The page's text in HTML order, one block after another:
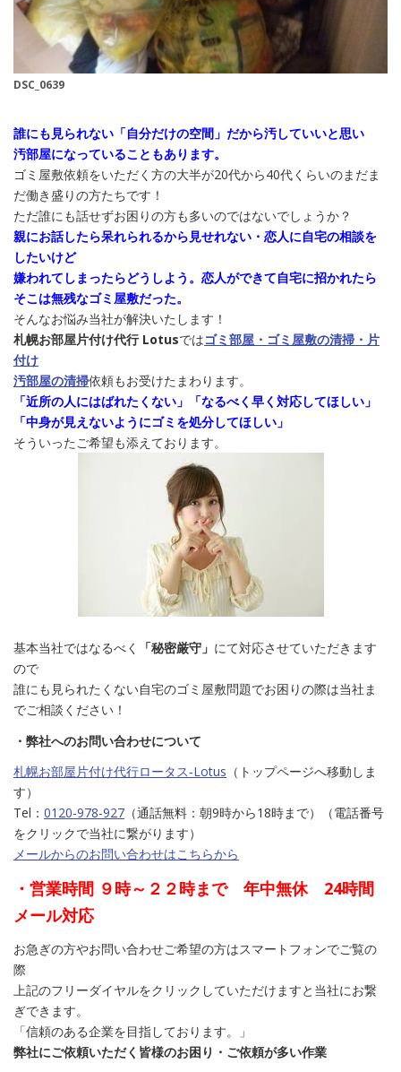
DSC_0639
誰にも見られない「自分だけの空間」だから汚していいと思い
汚部屋になっていることもあります。
ゴミ屋敷依頼をいただく方の大半が20代から40代くらいのまだま
だ働き盛りの方たちです！
ただ誰にも話せずお困りの方も多いのではないでしょうか？
親にお話したら呆れられるから見せれない・恋人に自宅の相談を
したいけど
嫌われてしまったらどうしよう。恋人ができて自宅に招かれたら
そこは無残なゴミ屋敷だった。
そんなお悩み当社が解決いたします！
札幌お部屋片付け代行 Lotusではゴミ部屋・ゴミ屋敷の清掃・片
付け
汚部屋の清掃依頼もお受けたまわります。
「近所の人にはばれたくない」「なるべく早く対応してほしい」
「中身が見えないようにゴミを処分してほしい」
そういったご希望も添えております。
基本当社ではなるべく 「秘密厳守」 にて対応させていただきます
ので
誰にも見られたくない自宅のゴミ屋敷問題でお困りの際は当社ま
でご相談ください！
・弊社へのお問い合わせについて
札幌お部屋片付け代行ロータス‐Lotus （トップページへ移動しま
す）
Tel： 0120-978-927 （通話無料：朝9時から18時まで）（電話番号
をクリックで当社に繋がります）
メールからのお問い合わせはこちらから
・営業時間 ９時～２２時まで 年中無休 24時間
メール対応
お急ぎの方やお問い合わせご希望の方はスマートフォンでご覧の
際
上記のフリーダイヤルをクリックしていただけますと当社にお繋
ぎできます。
「信頼のある企業を目指しております。」
弊社にご依頼いただく皆様のお困り・ご依頼が多い作業